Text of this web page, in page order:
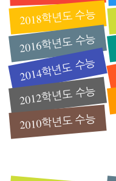
2018학년도 수능
2016학년도 수능
2014학년도 수능
2012학년도 수능
2010학년도 수능